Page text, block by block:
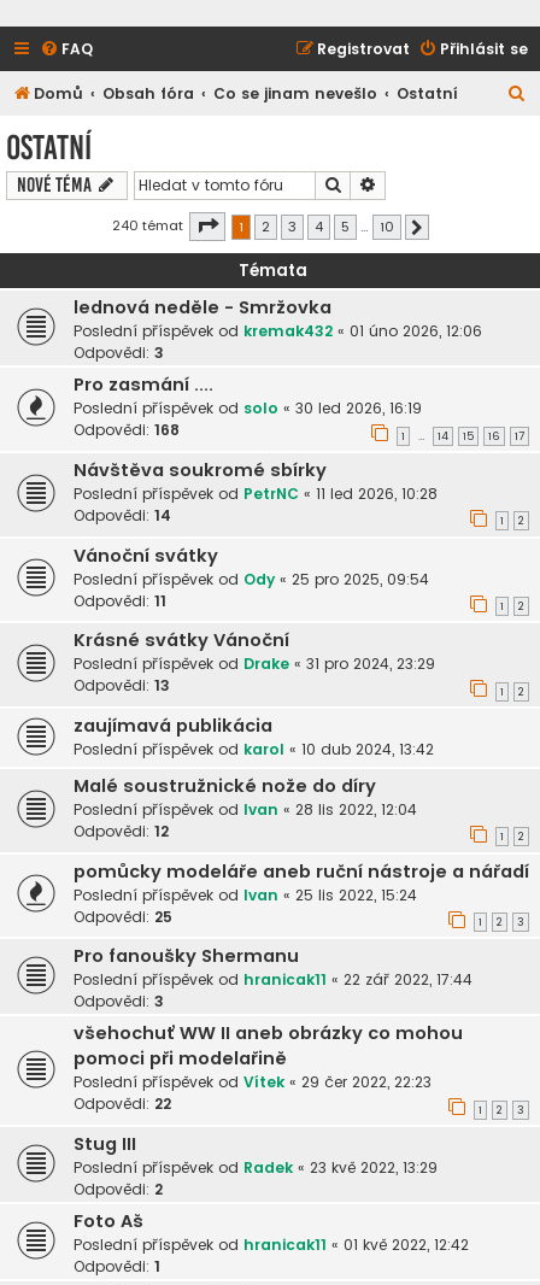
FAQ Přihlásit se
Registrovat
Domů Obsah fóra Co se jinam nevešlo Ostatní
t
Ostatní
Nové téma Hledat
240 témat Stránka z
1 2 3 4 5 … 10
Témata
lednová neděle - Smržovka
Poslední příspěvek od kremak432 « 01 úno 2026, 12:06
Odpovědi: 3
Pro zasmání ....
Poslední příspěvek od solo « 30 led 2026, 16:19
Odpovědi: 168 1 … 14 15 16 17
Návštěva soukromé sbírky
Poslední příspěvek od PetrNC « 11 led 2026, 10:28
Odpovědi: 14 1 2
Vánoční svátky
Poslední příspěvek od Ody « 25 pro 2025, 09:54
Odpovědi: 11 1 2
Krásné svátky Vánoční
Poslední příspěvek od Drake « 31 pro 2024, 23:29
Odpovědi: 13 1 2
zaujímavá publikácia
Poslední příspěvek od karol « 10 dub 2024, 13:42
Malé soustružnické nože do díry
Poslední příspěvek od Ivan « 28 lis 2022, 12:04
Odpovědi: 12 1 2
pomůcky modeláře aneb ruční nástroje a nářadí
Poslední příspěvek od Ivan « 25 lis 2022, 15:24
Odpovědi: 25 1 2 3
Pro fanoušky Shermanu
Poslední příspěvek od hranicak11 « 22 zář 2022, 17:44
Odpovědi: 3
všehochuť WW II aneb obrázky co mohou
pomoci při modelařině
Poslední příspěvek od Vítek « 29 čer 2022, 22:23
Odpovědi: 22 1 2 3
Stug III
Poslední příspěvek od Radek « 23 kvě 2022, 13:29
Odpovědi: 2
Foto Aš
Poslední příspěvek od hranicak11 « 01 kvě 2022, 12:42
Odpovědi: 1